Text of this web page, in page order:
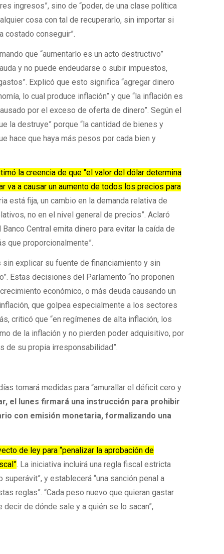
ingresos”, sino de “poder, de una clase política
cosa con tal de recuperarlo, sin importar si
conseguir”.
que “aumentarlo es un acto destructivo”
y no puede endeudarse o subir impuestos,
Explicó que esto significa “agregar dinero
lo cual produce inflación” y que “la inflación es
por el exceso de oferta de dinero”. Según el
la destruye” porque “la cantidad de bienes y
hace que haya más pesos por cada bien y
la creencia de que “el valor del dólar determina
va a causar un aumento de todos los precios para
está fija, un cambio en la demanda relativa de
no en el nivel general de precios”. Aclaró
Central emita dinero para evitar la caída de
que proporcionalmente”.
explicar su fuente de financiamiento y sin
Estas decisiones del Parlamento “no proponen
económico, o más deuda causando un
que golpea especialmente a los sectores
criticó que “en regímenes de alta inflación, los
de la inflación y no pierden poder adquisitivo, por
de su propia irresponsabilidad”.
tomará medidas para “amurallar el déficit cero y
el lunes firmará una instrucción para prohibir
con emisión monetaria, formalizando una
de ley para “penalizar la aprobación de
. La iniciativa incluirá una regla fiscal estricta
y establecerá “una sanción penal a
reglas”. “Cada peso nuevo que quieran gastar
de dónde sale y a quién se lo sacan”,